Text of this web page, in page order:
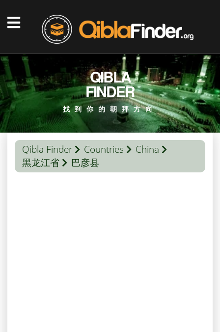
QIBLA
FINDER
找到你的朝拜方向
Qibla Finder Countries
China
黑龙江省
巴彦县